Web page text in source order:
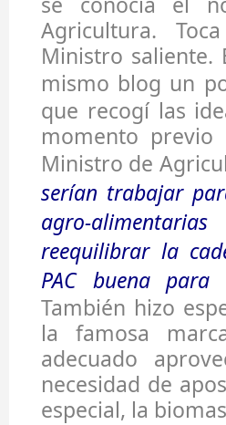
Agricultura.
Ministro saliente.
mismo blog un
que recogí las
momento
Ministro de
serían trabajar
agro-
reequilibrar la
PAC buena para
También hizo
la famosa
adecuado
necesidad de
especial, la